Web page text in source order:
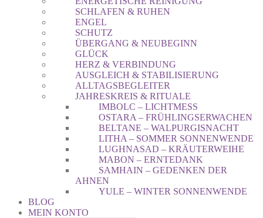
SCHLAFEN & RUHEN
ENGEL
SCHUTZ
ÜBERGANG & NEUBEGINN
GLÜCK
HERZ & VERBINDUNG
AUSGLEICH & STABILISIERUNG
ALLTAGSBEGLEITER
JAHRESKREIS & RITUALE
IMBOLC – LICHTMESS
OSTARA – FRÜHLINGSERWACHEN
BELTANE – WALPURGISNACHT
LITHA – SOMMER SONNENWENDE
LUGHNASAD – KRÄUTERWEIHE
MABON – ERNTEDANK
SAMHAIN – GEDENKEN DER
AHNEN
YULE – WINTER SONNENWENDE
BLOG
MEIN KONTO